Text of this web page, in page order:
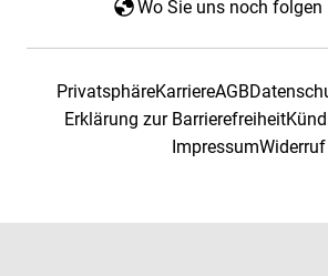
Wo Sie uns noch folgen
PrivatsphäreKarriereAGB
Erklärung zur Barrierefreiheit
ImpressumWiderruf